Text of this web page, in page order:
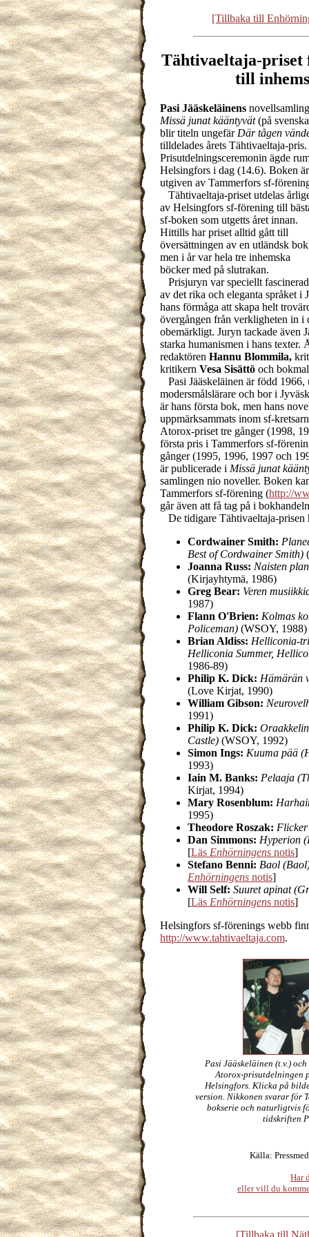
[Tillbaka till
Tähtivaeltaja-priset
till
Pasi Jääskeläinens novellsamling
Missä junat kääntyvät(på svenska
blir titeln ungefär Där tågen
tilldelades årets Tähtivaeltaja-pris.
Prisutdelningsceremonin ägde
Helsingfors i dag (14.6). Boken är
utgiven av Tammerfors sf-
Tähtivaeltaja-priset utdelas
av Helsingfors sf-förening till
sf-boken som utgetts året innan.
Hittills har priset alltid gått till
översättningen av en utländsk
men i år var hela tre inhemska
böcker med på slutrakan.
Prisjuryn var speciellt fascinerad
av det rika och eleganta språket i
hans förmåga att skapa helt
övergången från verkligheten in i
obemärkligt. Juryn tackade även
starka humanismen i hans texter.
redaktören Hannu Blommila,
kritikern Vesa Sisättö och
Pasi Jääskeläinen är född
modersmålslärare och bor i
är hans första bok, men hans
uppmärksammats inom sf-
Atorox-priset tre gånger (1998,
första pris i Tammerfors sf-
gånger (1995, 1996, 1997 och
är publicerade i Missä junat
samlingen nio noveller. Boken
Tammerfors sf-förening (http://
går även att få tag på i
De tidigare Tähtivaeltaja-
Cordwainer Smith:
Best of Cordwainer Smith)
Joanna Russ: Naisten
(Kirjayhtymä, 1986)
Greg Bear: Veren
1987)
Flann O'Brien: Kolmas
Policeman) (WSOY, 1988)
Brian Aldiss: Helliconia-
Helliconia Summer,
1986-89)
Philip K. Dick: Hämärän
(Love Kirjat, 1990)
William Gibson:
1991)
Philip K. Dick:
Castle) (WSOY, 1992)
Simon Ings: Kuuma pää
1993)
Iain M. Banks: Pelaaja
Kirjat, 1994)
Mary Rosenblum:
1995)
Theodore Roszak:
Dan Simmons: Hyperion
[Läs Enhörningens notis]
Stefano Benni: Baol
Enhörningens notis]
Will Self: Suuret apinat
[Läs Enhörningens notis]
Helsingfors sf-förenings webb
http://www.tahtivaeltaja.com.
Pasi Jääskeläinen (t.v.)
Atorox-prisutdelningen
Helsingfors. Klicka på
version. Nikkonen svarar för
bokserie och naturligtvis
tidskriften
Källa:
Har
eller vill du
[Tillbaka till